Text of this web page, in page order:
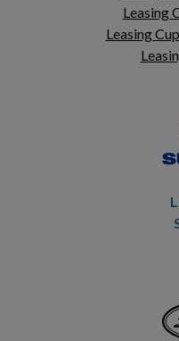
Leasing
Leasing